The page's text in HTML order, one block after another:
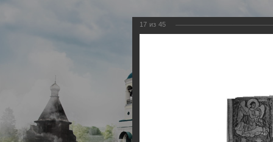
17 из 45